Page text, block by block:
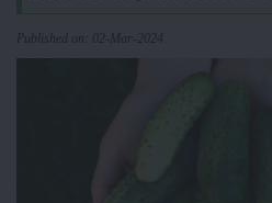
Published on: 02-Mar-2024